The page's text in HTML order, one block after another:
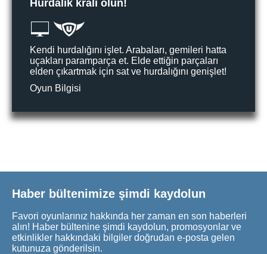
Hurdalık kralı olun!
Kendi hurdalığını işlet. Arabaları, gemileri hatta
uçakları paramparça et. Elde ettiğin parçaları
elden çıkartmak için sat ve hurdalığını genişlet!
Oyun Bilgisi
Haber bültenimize şimdi kaydolun
Favori oyunlarınız hakkında her zaman en son haberleri
alın! Haber bültenine şimdi kaydolun, promosyonlar ve
etkinlikler hakkındaki bilgiler doğrudan e-posta gelen
kutunuza gönderilsin.